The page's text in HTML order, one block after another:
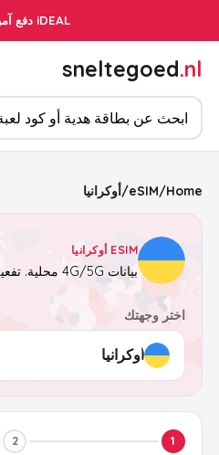
دفع آمن عبر iDEAL
خدمة العملاء 24/7
sneltegoed.nl
ابحث عن المنتجات
Home
/
eSIM
/أوكرانيا
ESIM أوكرانيا
بيانات 4G/5G محلية. تفعيل فوري، بدون شريحة فعلية.
اختر وجهتك
1
2